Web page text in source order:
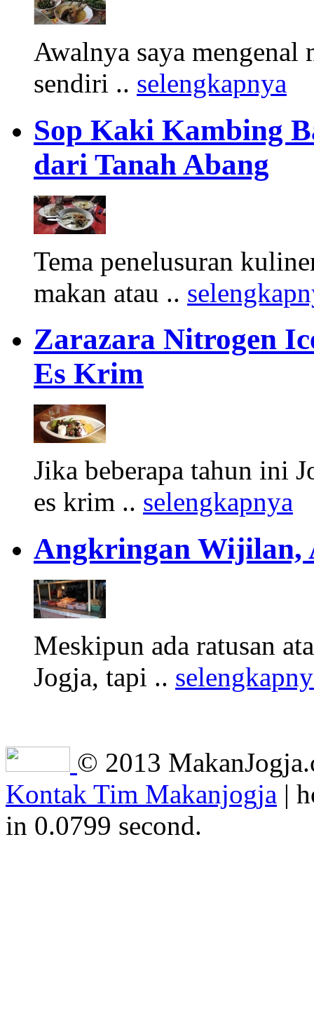
Awalnya saya mengenal
sendiri .. selengkapnya
Sop Kaki Kambing
dari Tanah Abang
Tema penelusuran
makan atau ..
Zarazara Nitrogen
Es Krim
Jika beberapa tahun ini
es krim .. selengkapnya
Angkringan Wijilan,
Meskipun ada ratusan
Jogja, tapi ..
© 2013
Kontak Tim Makanjogja |
in 0.0799 second.